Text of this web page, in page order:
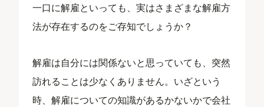
一口に解雇といっても、実はさまざまな解雇方
法が存在するのをご存知でしょうか？
解雇は自分には関係ないと思っていても、突然
訪れることは少なくありません。いざという
時、解雇についての知識があるかないかで会社